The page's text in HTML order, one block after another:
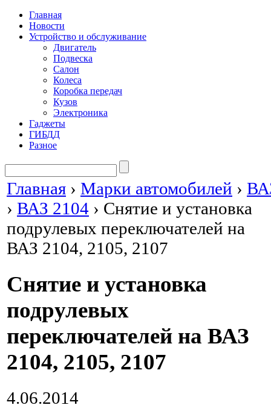
Главная
Новости
Устройство и обслуживание
Двигатель
Подвеска
Салон
Колеса
Коробка передач
Кузов
Электроника
Гаджеты
ГИБДД
Разное
Главная › Марки автомобилей ›
› ВАЗ 2104 › Снятие и установка
подрулевых переключателей на
ВАЗ 2104, 2105, 2107
Снятие и установка
подрулевых
переключателей на ВАЗ
2104, 2105, 2107
4.06.2014